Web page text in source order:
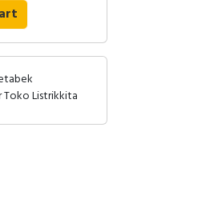
Toko Listrikkita